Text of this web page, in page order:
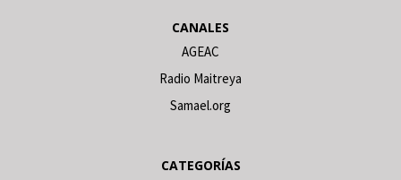
CANALES
AGEAC
Radio Maitreya
Samael.org
CATEGORÍAS